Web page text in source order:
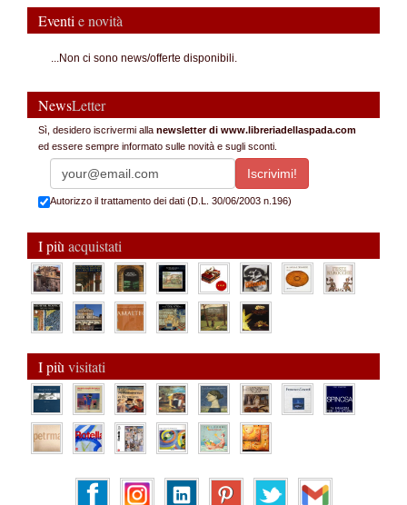
Eventi e novità
...Non ci sono news/offerte disponibili.
NewsLetter
Sì, desidero iscrivermi alla newsletter di www.libreriadellaspada.com
ed essere sempre informato sulle novità e sugli sconti.
Autorizzo il trattamento dei dati (D.L. 30/06/2003 n.196)
I più acquistati
I più visitati